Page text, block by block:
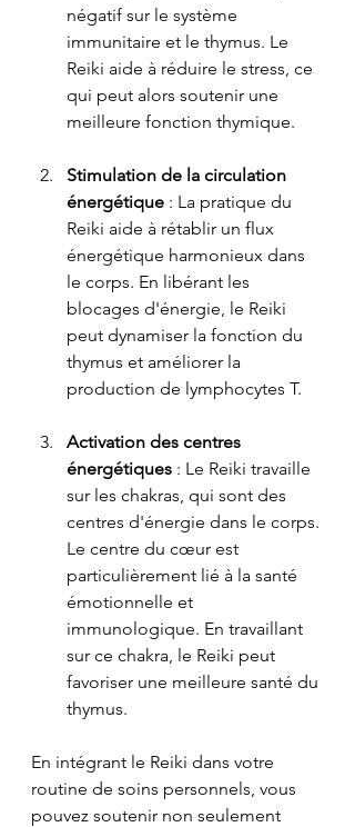
négatif sur le système
immunitaire et le thymus. Le
Reiki aide à réduire le stress, ce
qui peut alors soutenir une
meilleure fonction thymique.
Stimulation de la circulation
énergétique : La pratique du
Reiki aide à rétablir un flux
énergétique harmonieux dans
le corps. En libérant les
blocages d'énergie, le Reiki
peut dynamiser la fonction du
thymus et améliorer la
production de lymphocytes T.
Activation des centres
énergétiques : Le Reiki travaille
sur les chakras, qui sont des
centres d'énergie dans le corps.
Le centre du cœur est
particulièrement lié à la santé
émotionnelle et
immunologique. En travaillant
sur ce chakra, le Reiki peut
favoriser une meilleure santé du
thymus.
En intégrant le Reiki dans votre
routine de soins personnels, vous
pouvez soutenir non seulement